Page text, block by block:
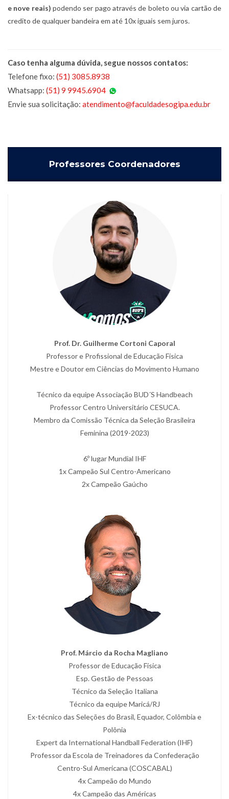
e nove reais) podendo ser pago através de boleto ou via cartão de
credito de qualquer bandeira em até 10x iguais sem juros.
Caso tenha alguma dúvida, segue nossos contatos:
Telefone fixo: (51) 3085.8938
Whatsapp: (51) 9 9945.6904
Envie sua solicitação: atendimento@faculdadesogipa.edu.br
Professores Coordenadores
Prof. Dr. Guilherme Cortoni Caporal
Professor e Profissional de Educação Física
Mestre e Doutor em Ciências do Movimento Humano
Técnico da equipe Associação BUD´S Handbeach
Professor Centro Universitário CESUCA.
Membro da Comissão Técnica da Seleção Brasileira
Feminina (2019-2023)
6º lugar Mundial IHF
1x Campeão Sul Centro-Americano
2x Campeão Gaúcho
Prof. Márcio da Rocha Magliano
Professor de Educação Física
Esp. Gestão de Pessoas
Técnico da Seleção Italiana
Técnico da equipe Maricá/RJ
Ex-técnico das Seleções do Brasil, Equador, Colômbia e
Polônia
Expert da International Handball Federation (IHF)
Professor da Escola de Treinadores da Confederação
Centro-Sul Americana (COSCABAL)
4x Campeão do Mundo
4x Campeão das Américas